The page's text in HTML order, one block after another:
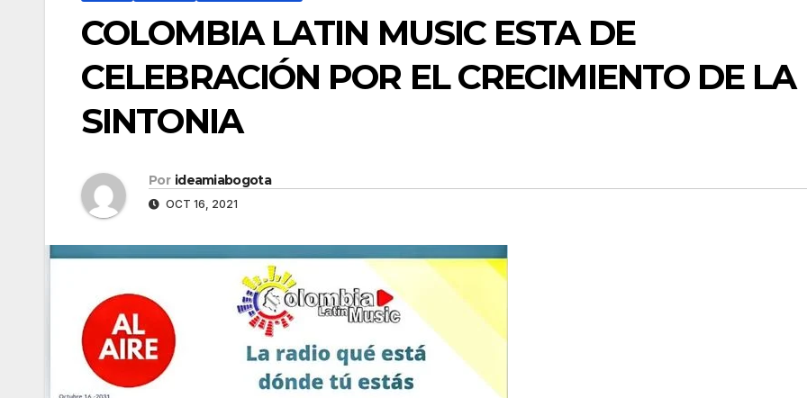
COLOMBIA LATIN MUSIC ESTA DE
CELEBRACIÓN POR EL CRECIMIENTO DE LA
SINTONIA
Por ideamiabogota
OCT 16, 2021